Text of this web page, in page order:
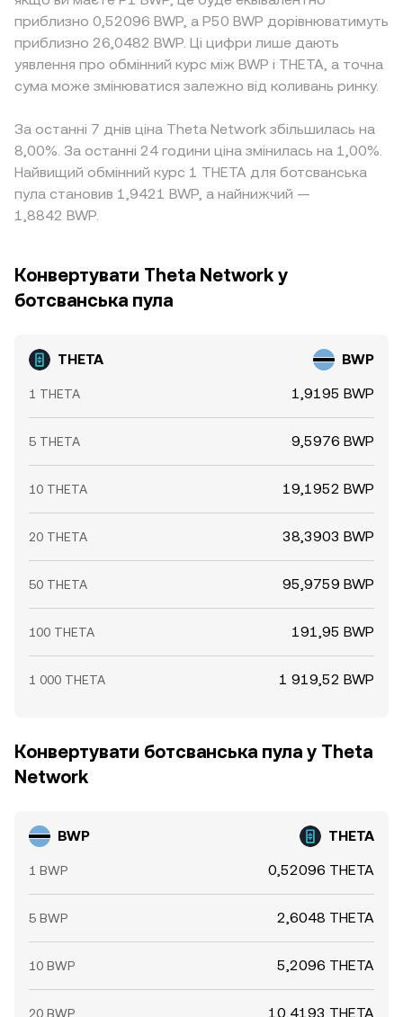
приблизно 0,52096 BWP, а P50 BWP дорівнюватимуть
приблизно 26,0482 BWP. Ці цифри лише дають
уявлення про обмінний курс між BWP і THETA, а точна
сума може змінюватися залежно від коливань ринку.
За останні 7 днів ціна Theta Network збільшилась на
8,00%. За останні 24 години ціна змінилась на 1,00%.
Найвищий обмінний курс 1 THETA для ботсванська
пула становив 1,9421 BWP, а найнижчий —
1,8842 BWP.
Конвертувати Theta Network у
ботсванська пула
THETA BWP
1 THETA 1,9195 BWP
5 THETA 9,5976 BWP
10 THETA 19,1952 BWP
20 THETA 38,3903 BWP
50 THETA 95,9759 BWP
100 THETA 191,95 BWP
1 000 THETA 1 919,52 BWP
Конвертувати ботсванська пула у Theta
Network
BWP THETA
1 BWP 0,52096 THETA
5 BWP 2,6048 THETA
10 BWP 5,2096 THETA
20 BWP 10,4193 THETA